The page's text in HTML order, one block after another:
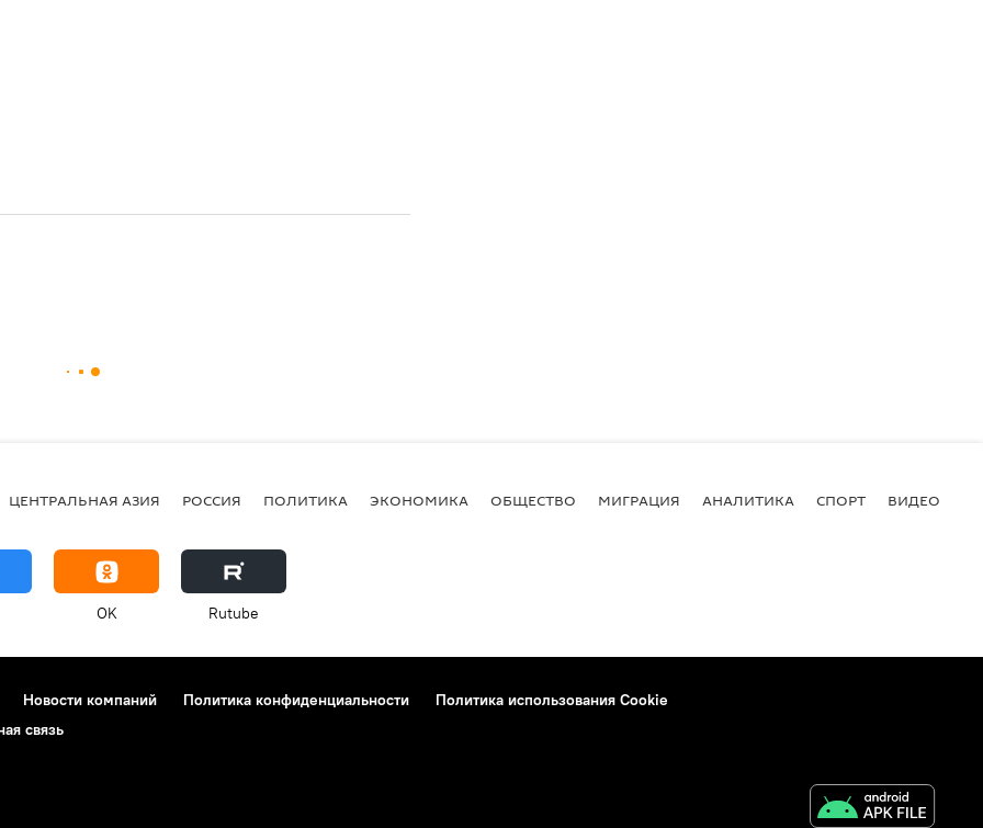
ЦЕНТРАЛЬНАЯ АЗИЯ РОССИЯ ПОЛИТИКА ЭКОНОМИКА ОБЩЕСТВО МИГРАЦИЯ АНАЛИТИКА СПОРТ ВИДЕО
OK Rutube
Новости компаний Политика конфиденциальности
Политика использования Cookie
связь